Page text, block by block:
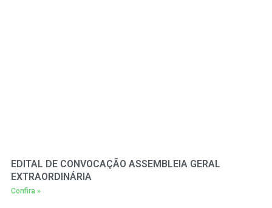
EDITAL DE CONVOCAÇÃO ASSEMBLEIA GERAL
EXTRAORDINÁRIA
Confira »